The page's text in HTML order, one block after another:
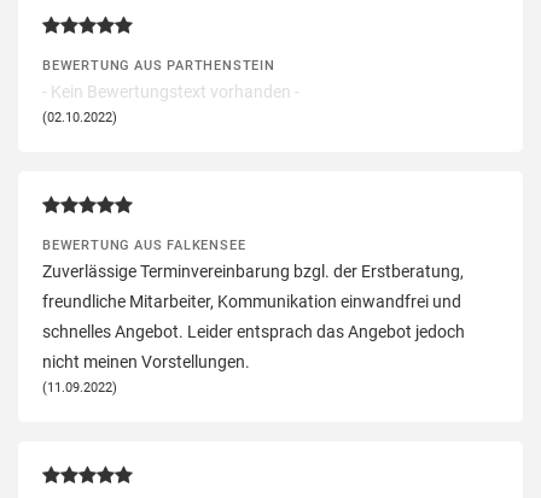
BEWERTUNG AUS PARTHENSTEIN
- Kein Bewertungstext vorhanden -
(02.10.2022)
BEWERTUNG AUS FALKENSEE
Zuverlässige Terminvereinbarung bzgl. der Erstberatung,
freundliche Mitarbeiter, Kommunikation einwandfrei und
schnelles Angebot. Leider entsprach das Angebot jedoch
nicht meinen Vorstellungen.
(11.09.2022)